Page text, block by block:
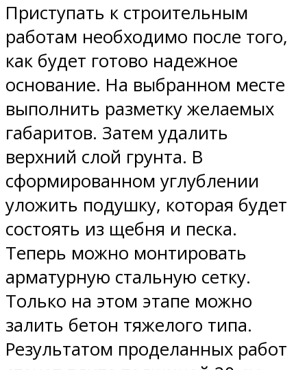
Приступать к строительным
работам необходимо после того,
как будет готово надежное
основание. На выбранном месте
выполнить разметку желаемых
габаритов. Затем удалить
верхний слой грунта. В
сформированном углублении
уложить подушку, которая будет
состоять из щебня и песка.
Теперь можно монтировать
арматурную стальную сетку.
Только на этом этапе можно
залить бетон тяжелого типа.
Результатом проделанных работ